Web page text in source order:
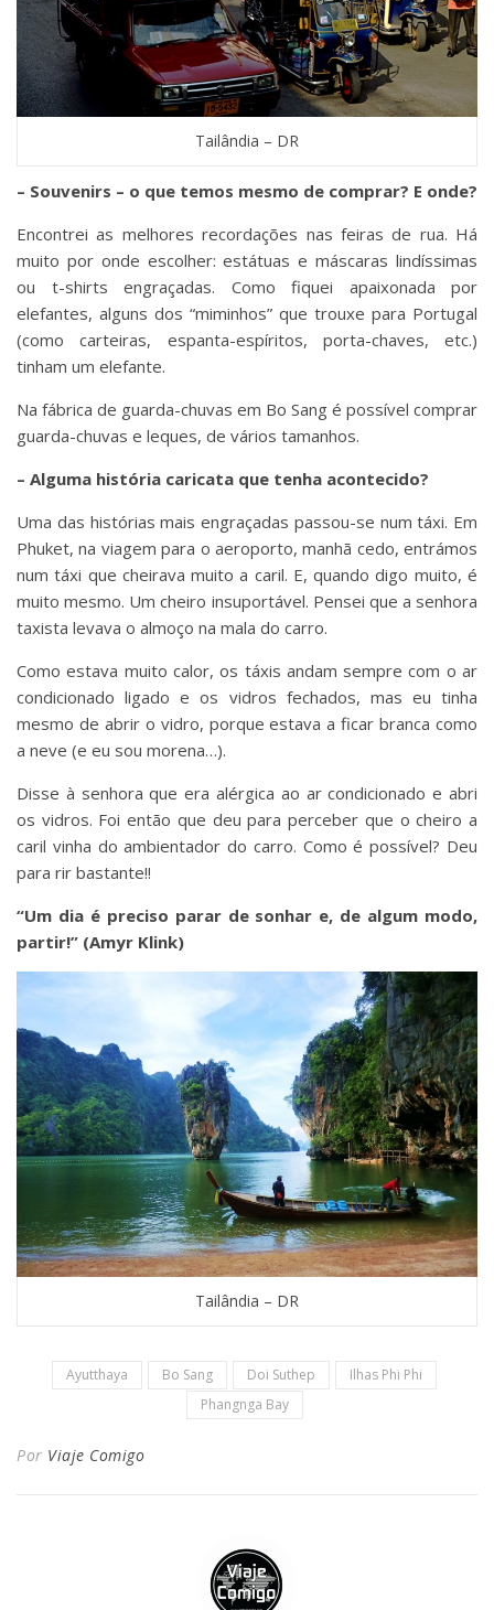
Tailândia – DR
– Souvenirs – o que temos mesmo de comprar? E onde?
Encontrei as melhores recordações nas feiras de rua. Há
muito por onde escolher: estátuas e máscaras lindíssimas
ou t-shirts engraçadas. Como fiquei apaixonada por
elefantes, alguns dos “miminhos” que trouxe para Portugal
(como carteiras, espanta-espíritos, porta-chaves, etc.)
tinham um elefante.
Na fábrica de guarda-chuvas em Bo Sang é possível comprar
guarda-chuvas e leques, de vários tamanhos.
– Alguma história caricata que tenha acontecido?
Uma das histórias mais engraçadas passou-se num táxi. Em
Phuket, na viagem para o aeroporto, manhã cedo, entrámos
num táxi que cheirava muito a caril. E, quando digo muito, é
muito mesmo. Um cheiro insuportável. Pensei que a senhora
taxista levava o almoço na mala do carro.
Como estava muito calor, os táxis andam sempre com o ar
condicionado ligado e os vidros fechados, mas eu tinha
mesmo de abrir o vidro, porque estava a ficar branca como
a neve (e eu sou morena…).
Disse à senhora que era alérgica ao ar condicionado e abri
os vidros. Foi então que deu para perceber que o cheiro a
caril vinha do ambientador do carro. Como é possível? Deu
para rir bastante!!
“Um dia é preciso parar de sonhar e, de algum modo,
partir!” (Amyr Klink)
Tailândia – DR
Ayutthaya Bo Sang Doi Suthep
Ilhas Phi Phi
Phangnga Bay
Por Viaje Comigo